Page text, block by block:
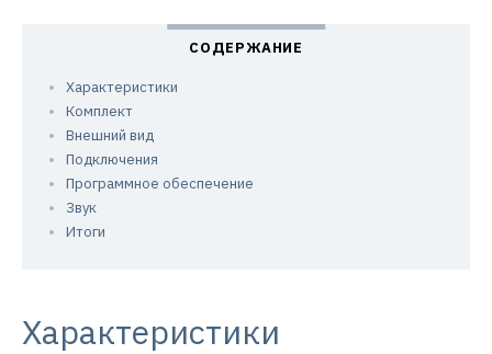
Характеристики
Комплект
Внешний вид
Подключения
Программное обеспечение
Звук
Итоги
Характеристики